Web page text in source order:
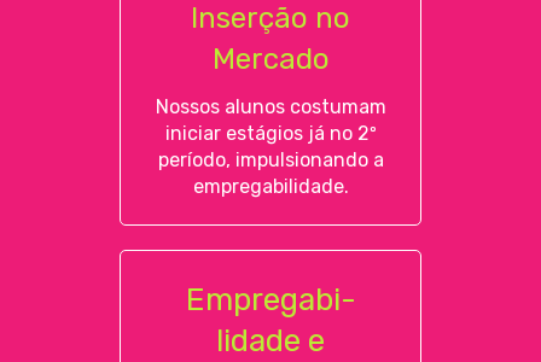
Inserção no
Mercado
Nossos alunos costumam
iniciar estágios já no 2º
período, impulsionando a
empregabilidade.
Empregabi-
lidade e